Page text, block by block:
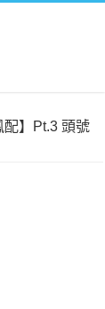
配】Pt.3 頭號